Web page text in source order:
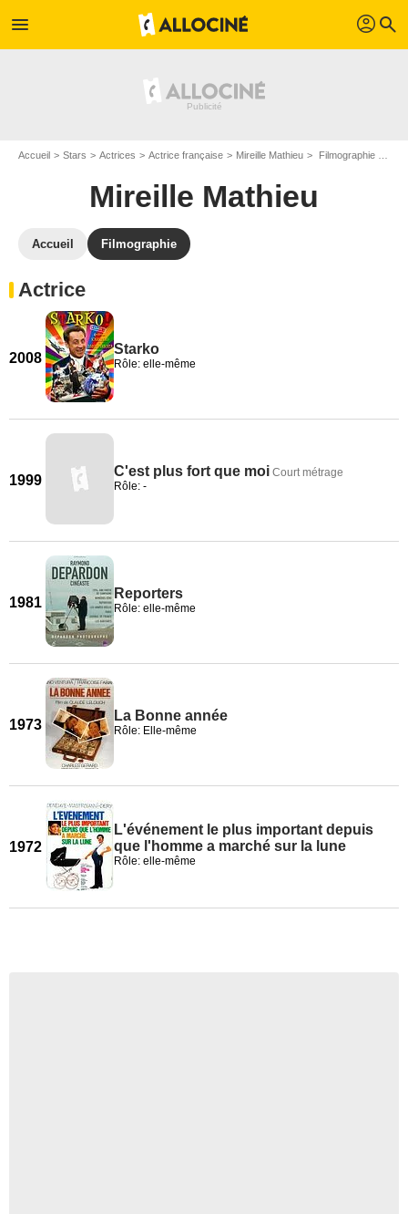
menu profil search
Accueil Stars Actrices Actrice française Mireille Mathieu Filmographie Mireille Mathieu
Mireille Mathieu
Accueil Filmographie
Actrice
2008
Starko
Rôle: elle-même
1999
C'est plus fort que moi Court métrage
Rôle: -
1981
Reporters
Rôle: elle-même
1973
La Bonne année
Rôle: Elle-même
1972
L'événement le plus important depuis
que l'homme a marché sur la lune
Rôle: elle-même